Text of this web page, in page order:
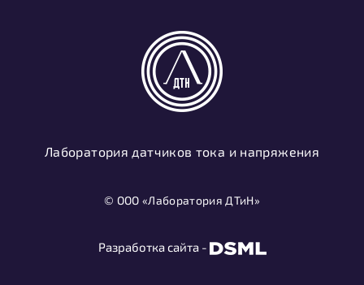
Лаборатория датчиков тока и напряжения
© ООО «Лаборатория ДТиН»
Разработка сайта -